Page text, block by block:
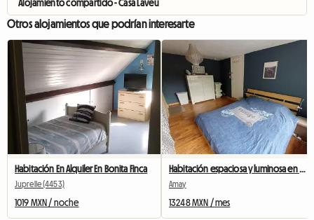
Alojamiento compartido - Casa Laveu
Otros alojamientos que podrían interesarte
Habitación En Alquiler En Bonita Finca
Juprelle (4453)
1019 MXN / noche
Habitación espaciosa y luminosa en una casa tranquila
Amay
13248 MXN / mes